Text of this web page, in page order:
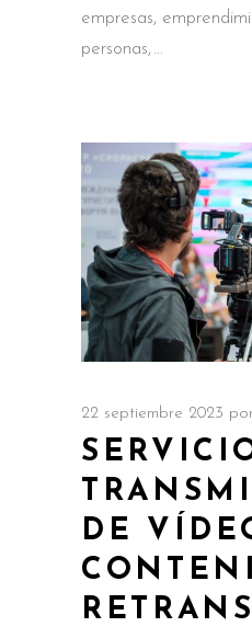
empresas,
personas,
22 septiembre 2023
DE